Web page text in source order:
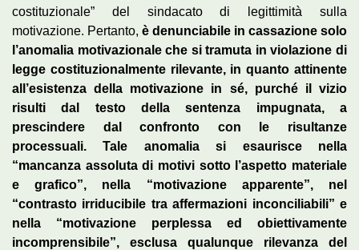
costituzionale” del sindacato di legittimità sulla
motivazione. Pertanto, è denunciabile in cassazione solo
l’anomalia motivazionale che si tramuta in violazione di
legge costituzionalmente rilevante, in quanto attinente
all’esistenza della motivazione in sé, purché il vizio
risulti dal testo della sentenza impugnata, a
prescindere dal confronto con le risultanze
processuali. Tale anomalia si esaurisce nella
“mancanza assoluta di motivi sotto l’aspetto materiale
e grafico”, nella “motivazione apparente”, nel
“contrasto irriducibile tra affermazioni inconciliabili” e
nella “motivazione perplessa ed obiettivamente
incomprensibile”, esclusa qualunque rilevanza del